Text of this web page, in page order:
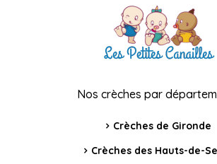
Nos crèches par
Crèches de Gironde
Crèches des Hauts-de-